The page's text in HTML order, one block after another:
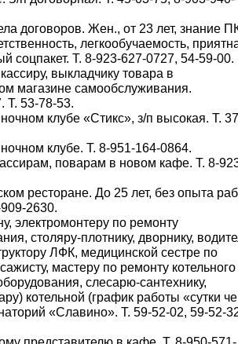
договоров. Жен., от 23 лет, знание
легкообучаемость,
соцпакет. Т. 8-923-627-0727, 54-59-00.
выкладчику товара в
магазине самообслуживания.
Т. 53-78-53.
клубе «Стикс», з/п высокая. Т.
клубе. Т. 8-951-164-0864.
поварам в новом кафе. Т. 8-
ресторане. До 25 лет, без опыта
2630.
электромонтеру по ремонту
столяру-плотнику, дворнику,
ЛФК, медицинской сестре по
мастеру по ремонту
слесарю-сантехнику,
котельной (график работы «сутки
«Славино». Т. 59-52-02, 59-52-